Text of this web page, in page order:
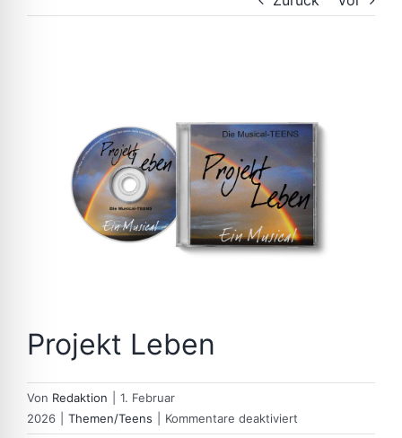
Projekt Leben
Von Redaktion
1. Februar
2026
Themen/Teens Kommentare deaktiviert